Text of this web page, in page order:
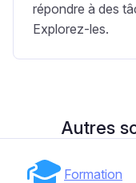
répondre à des
Explorez-les.
Autres
Formation